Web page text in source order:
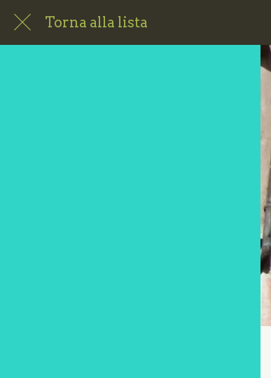
Torna alla lista